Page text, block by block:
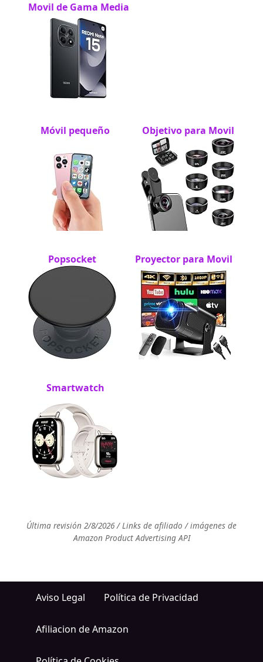
Movil de Gama Media
Móvil pequeño Objetivo para Movil
Popsocket Proyector para Movil
Smartwatch
Última revisión 2/8/2026 / Links de afiliado / imágenes de
Amazon Product Advertising API
Aviso Legal Política de Privacidad
Afiliacion de Amazon